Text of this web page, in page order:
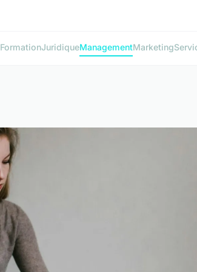
FormationJuridiqueManagementMarketing